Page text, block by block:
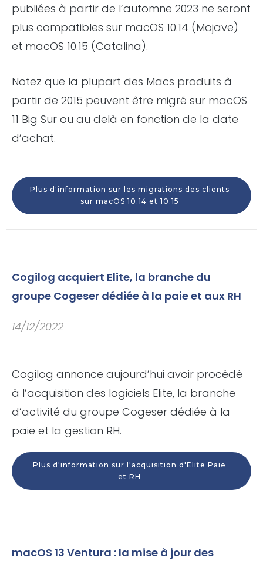
publiées à partir de l’automne 2023 ne seront
plus compatibles sur macOS 10.14 (Mojave)
et macOS 10.15 (Catalina).
Notez que la plupart des Macs produits à
partir de 2015 peuvent être migré sur macOS
11 Big Sur ou au delà en fonction de la date
d’achat.
Plus d'information sur les migrations des clients
sur macOS 10.14 et 10.15
Cogilog acquiert Elite, la branche du
groupe Cogeser dédiée à la paie et aux RH
14/12/2022
Cogilog annonce aujourd’hui avoir procédé
à l’acquisition des logiciels Elite, la branche
d’activité du groupe Cogeser dédiée à la
paie et la gestion RH.
Plus d'information sur l'acquisition d'Elite Paie
et RH
macOS 13 Ventura : la mise à jour des